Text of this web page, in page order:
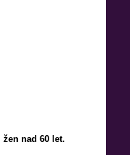
nad 60 let.